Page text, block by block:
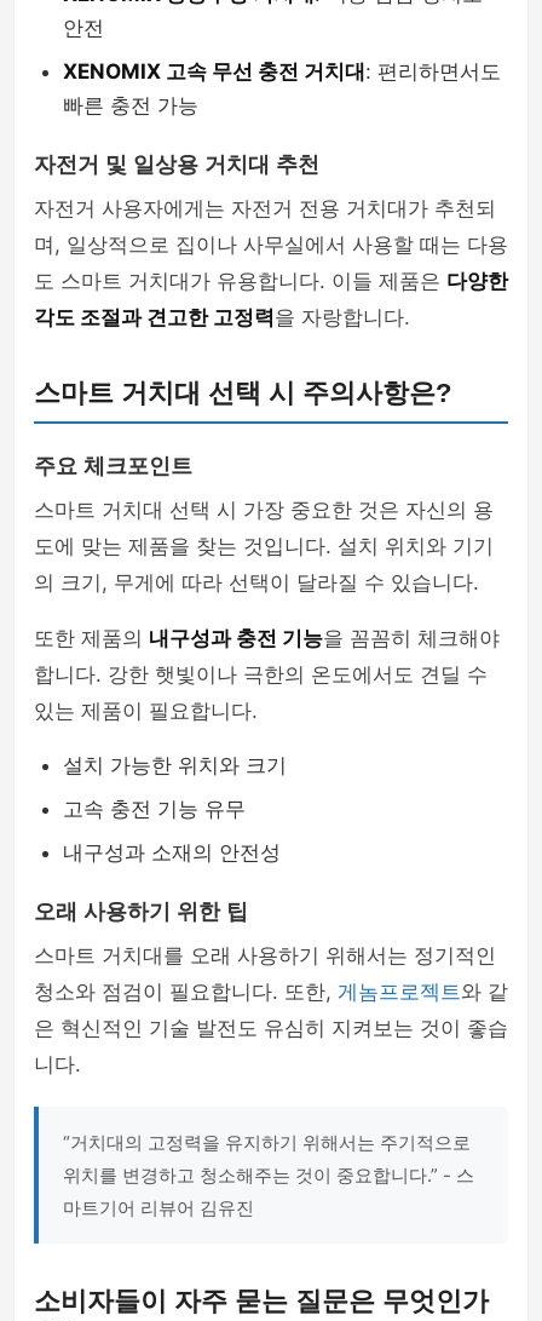
안전
XENOMIX 고속 무선 충전 거치대 : 편리하면서도
빠른 충전 가능
자전거 및 일상용 거치대 추천
자전거 사용자에게는 자전거 전용 거치대가 추천되
며, 일상적으로 집이나 사무실에서 사용할 때는 다용
도 스마트 거치대가 유용합니다. 이들 제품은 다양한
각도 조절과 견고한 고정력을 자랑합니다.
스마트 거치대 선택 시 주의사항은?
주요 체크포인트
스마트 거치대 선택 시 가장 중요한 것은 자신의 용
도에 맞는 제품을 찾는 것입니다. 설치 위치와 기기
의 크기, 무게에 따라 선택이 달라질 수 있습니다.
또한 제품의 내구성과 충전 기능을 꼼꼼히 체크해야
합니다. 강한 햇빛이나 극한의 온도에서도 견딜 수
있는 제품이 필요합니다.
설치 가능한 위치와 크기
고속 충전 기능 유무
내구성과 소재의 안전성
오래 사용하기 위한 팁
스마트 거치대를 오래 사용하기 위해서는 정기적인
청소와 점검이 필요합니다. 또한, 게놈프로젝트와 같
은 혁신적인 기술 발전도 유심히 지켜보는 것이 좋습
니다.
“거치대의 고정력을 유지하기 위해서는 주기적으로
위치를 변경하고 청소해주는 것이 중요합니다.” - 스
마트기어 리뷰어 김유진
소비자들이 자주 묻는 질문은 무엇인가